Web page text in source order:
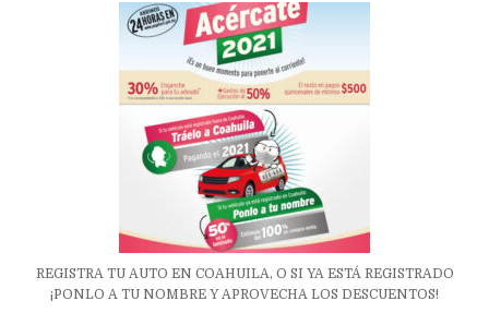
REGISTRA TU AUTO EN COAHUILA, O SI YA ESTÁ REGISTRADO
¡PONLO A TU NOMBRE Y APROVECHA LOS DESCUENTOS!